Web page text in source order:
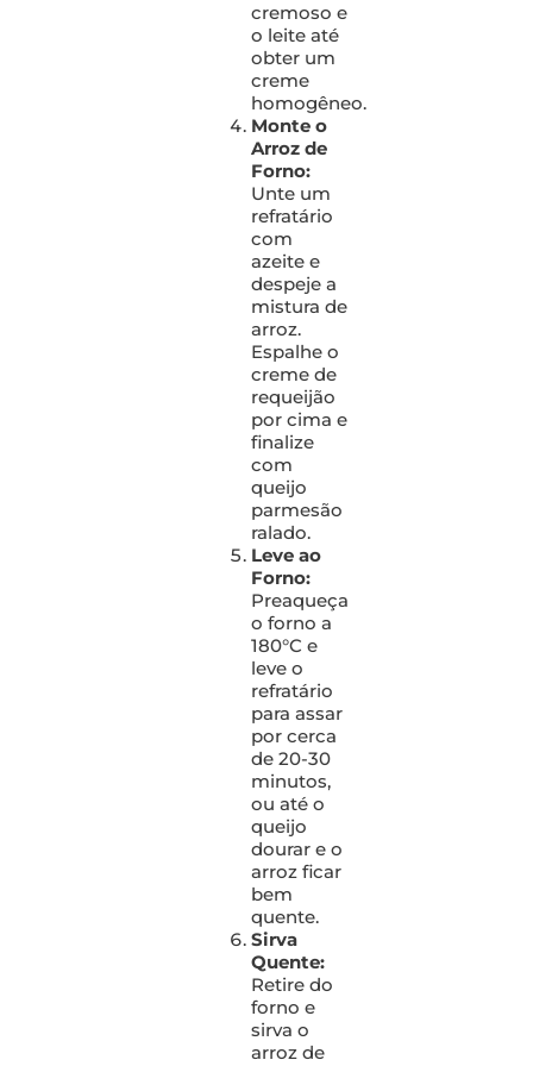
cremoso e
o leite até
obter um
creme
homogêneo.
Monte o
Arroz de
Forno:
Unte um
refratário
com
azeite e
despeje a
mistura de
arroz.
Espalhe o
creme de
requeijão
por cima e
finalize
com
queijo
parmesão
ralado.
Leve ao
Forno:
Preaqueça
o forno a
180°C e
leve o
refratário
para assar
por cerca
de 20-30
minutos,
ou até o
queijo
dourar e o
arroz ficar
bem
quente.
Sirva
Quente:
Retire do
forno e
sirva o
arroz de